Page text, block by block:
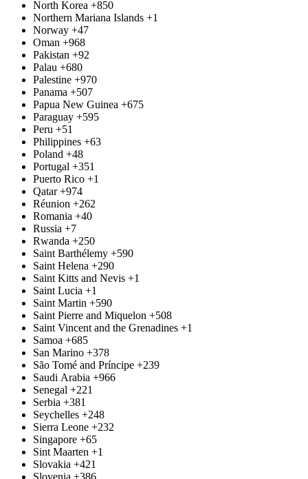
North Korea +850
Northern Mariana Islands +1
Norway +47
Oman +968
Pakistan +92
Palau +680
Palestine +970
Panama +507
Papua New Guinea +675
Paraguay +595
Peru +51
Philippines +63
Poland +48
Portugal +351
Puerto Rico +1
Qatar +974
Réunion +262
Romania +40
Russia +7
Rwanda +250
Saint Barthélemy +590
Saint Helena +290
Saint Kitts and Nevis +1
Saint Lucia +1
Saint Martin +590
Saint Pierre and Miquelon +508
Saint Vincent and the Grenadines +1
Samoa +685
San Marino +378
São Tomé and Príncipe +239
Saudi Arabia +966
Senegal +221
Serbia +381
Seychelles +248
Sierra Leone +232
Singapore +65
Sint Maarten +1
Slovakia +421
Slovenia +386